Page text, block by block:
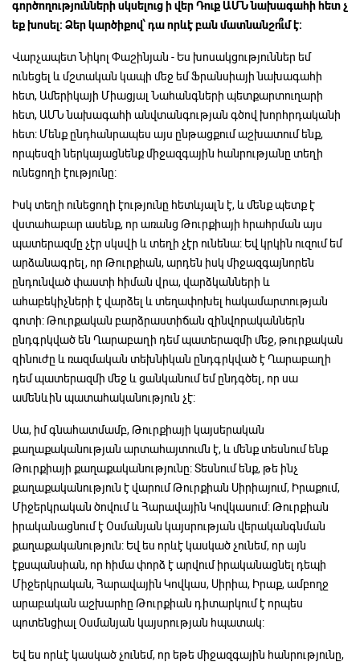
գործողություններիսկսելուց իվերԴուքԱՄՆնախագահի հետ չ
եք խոսել: Ձերկարծիքով՝դաորևէբանմատնանշո՞ւմ է:
Վարչապետ Նիկոլ Փաշինյան - Ես խոսակցություններ եմ
ունեցել և մշտական կապի մեջ եմ Ֆրանսիայի նախագահի
հետ, Ամերիկայի Միացյալ Նահանգների պետքարտուղարի
հետ, ԱՄՆ նախագահի անվտանգության գծով խորհրդականի
հետ: Մենք ընդհանրապես այս ընթացքում աշխատում ենք,
որպեսզի ներկայացնենք միջազգային հանրությանը տեղի
ունեցողի էությունը:
Իսկ տեղի ունեցողի էությունը հետևյալն է, և մենք պետք է
վստահաբար ասենք, որ առանց Թուրքիայի հրահրման այս
պատերազմը չէր սկսվի և տեղի չէր ունենա: Եվ կրկին ուզում եմ
արձանագրել, որ Թուրքիան, արդեն իսկ միջազգայնորեն
ընդունված փաստի հիման վրա, վարձկանների և
ահաբեկիչների է վարձել և տեղափոխել հակամարտության
գոտի: Թուրքական բարձրաստիճան զինվորականներն
ընդգրկված են Ղարաբաղի դեմ պատերազմի մեջ, թուրքական
զինուժը և ռազմական տեխնիկան ընդգրկված է Ղարաբաղի
դեմ պատերազմի մեջ և ցանկանում եմ ընդգծել, որ սա
ամենևին պատահականություն չէ:
Սա, իմ գնահատմամբ, Թուրքիայի կայսերական
քաղաքականության արտահայտումն է, և մենք տեսնում ենք
Թուրքիայի քաղաքականությունը: Տեսնում ենք, թե ինչ
քաղաքականություն է վարում Թուրքիան Սիրիայում, Իրաքում,
Միջերկրական ծովում և Հարավային Կովկասում: Թուրքիան
իրականացնում է Օսմանյան կայսրության վերականգնման
քաղաքականություն: Եվ ես որևէ կասկած չունեմ, որ այն
էքսպանսիան, որ հիմա փորձ է արվում իրականացնել դեպի
Միջերկրական, Հարավային Կովկաս, Սիրիա, Իրաք, ամբողջ
արաբական աշխարհը Թուրքիան դիտարկում է որպես
պոտենցիալ Օսմանյան կայսրության հպատակ:
Եվ ես որևէ կասկած չունեմ, որ եթե միջազգային հանրությունը,